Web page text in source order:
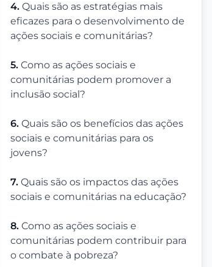
4. Quais são as estratégias mais
eficazes para o desenvolvimento de
ações sociais e comunitárias?
5. Como as ações sociais e
comunitárias podem promover a
inclusão social?
6. Quais são os benefícios das ações
sociais e comunitárias para os
jovens?
7. Quais são os impactos das ações
sociais e comunitárias na educação?
8. Como as ações sociais e
comunitárias podem contribuir para
o combate à pobreza?